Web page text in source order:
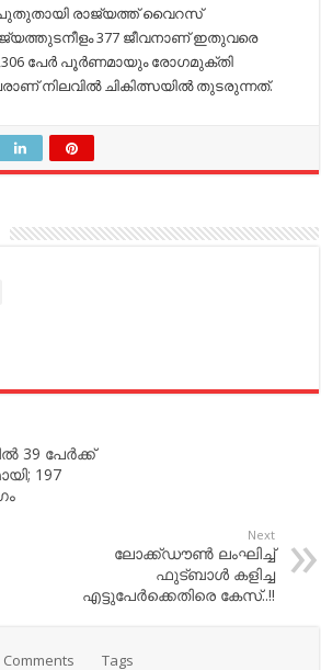
പുതുതായി രാജ്യത്ത് വൈറസ്
രാജ്യത്തുടനീളം 377 ജീവനാണ് ഇതുവരെ
പേര്‍ പൂര്‍ണമായും രോഗമുക്തി
പേരാണ് നിലവില്‍ ചികിത്സയില്‍ തുടരുന്നത്.
39 പേര്‍ക്ക്​
197
Next
ലോക്ക്ഡൗണ്‍ ലംഘിച്ച്‌
ഫുട്ബാള്‍ കളിച്ച
എട്ടുപേര്‍ക്കെതിരെ കേസ്..!!
Comments Tags